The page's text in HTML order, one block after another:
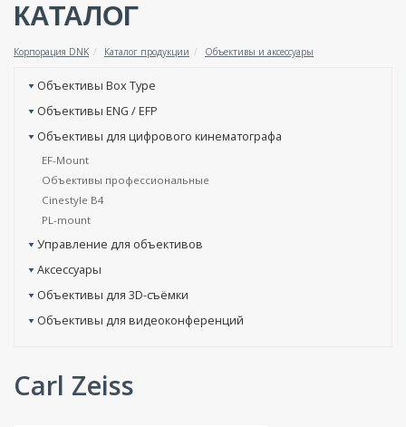
КАТАЛОГ
Корпорация DNK Каталог продукции Объективы и аксессуары
Объективы Box Type
Объективы ENG / EFP
Объективы для цифрового кинематографа
EF-Mount
Объективы профессиональные
Cinestyle B4
PL-mount
Управление для объективов
Аксессуары
Объективы для 3D-съёмки
Объективы для видеоконференций
Carl Zeiss